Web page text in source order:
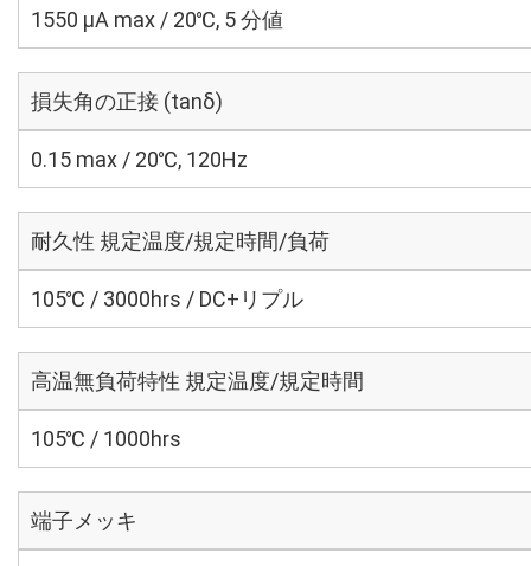
1550 μA max / 20℃, 5 分値
損失角の正接 (tanδ)
0.15 max / 20℃, 120Hz
耐久性 規定温度/規定時間/負荷
105℃ / 3000hrs / DC+リプル
高温無負荷特性 規定温度/規定時間
105℃ / 1000hrs
端子メッキ